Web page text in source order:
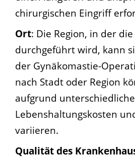
chirurgischen Eingriff
Ort: Die Region, in der
durchgeführt wird, kann
der Gynäkomastie-
nach Stadt oder Region
aufgrund
Lebenshaltungskosten
variieren.
Qualität des